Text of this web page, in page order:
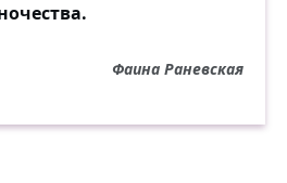
Фаина Раневская